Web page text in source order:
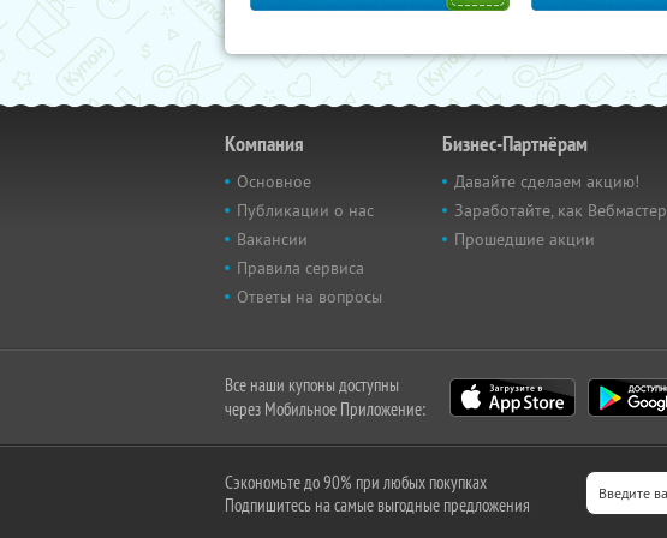
Компания
Основное
Публикации о нас
Вакансии
Правила сервиса
Ответы на вопросы
Бизнес-Партнёрам
Давайте сделаем акцию!
Заработайте, как Вебмастер
Прошедшие акции
Все наши купоны доступны
через Мобильное Приложение:
Сэкономьте до 90% при любых покупках
Подпишитесь на самые выгодные предложения